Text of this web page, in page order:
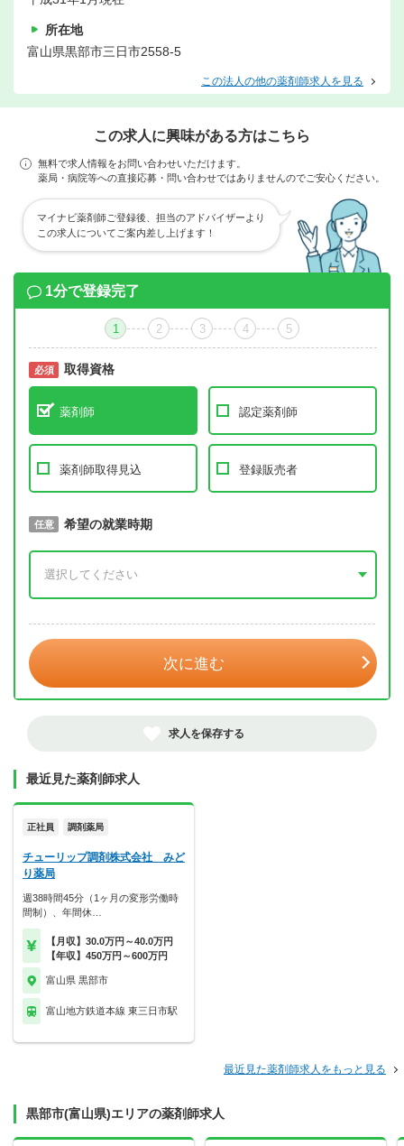
所在地
富山県黒部市三日市2558-5
この法人の他の薬剤師求人を見る
この求人に興味がある方はこちら
無料で求人情報をお問い合わせいただけます。
薬局・病院等への直接応募・問い合わせではありませんのでご安心ください。
マイナビ薬剤師ご登録後、担当のアドバイザーより
この求人についてご案内差し上げます！
1分で登録完了
1 2 3 4 5
必須 取得資格
薬剤師 認定薬剤師
薬剤師取得見込 登録販売者
必須 取得予定年
任意 希望の就業時期
次に進む
求人を保存する
最近見た薬剤師求人
正社員 調剤薬局
チューリップ調剤株式会社 みど
り薬局
週38時間45分（1ヶ月の変形労働時
間制）、年間休…
【月収】30.0万円～40.0万円
【年収】450万円～600万円
富山県 黒部市
富山地方鉄道本線 東三日市駅
最近見た薬剤師求人をもっと見る
黒部市(富山県)エリアの薬剤師求人